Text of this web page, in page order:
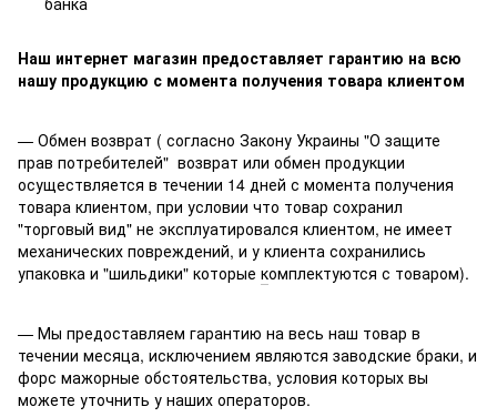
Наш интернет магазин предоставляет гарантию на всю
нашу продукцию с момента получения товара клиентом
— Обмен возврат ( согласно Закону Украины "О защите
прав потребителей" возврат или обмен продукции
осуществляется в течении 14 дней с момента получения
товара клиентом, при условии что товар сохранил
"торговый вид" не эксплуатировался клиентом, не имеет
механических повреждений, и у клиента сохранились
упаковка и "шильдики" которые комплектуются с товаром).
— Мы предоставляем гарантию на весь наш товар в
течении месяца, исключением являются заводские браки, и
форс мажорные обстоятельства, условия которых вы
можете уточнить у наших операторов.